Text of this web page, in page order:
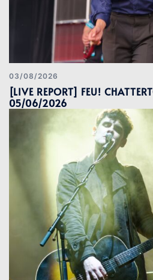
03/08/2026
[LIVE REPORT] FEU!
05/06/2026